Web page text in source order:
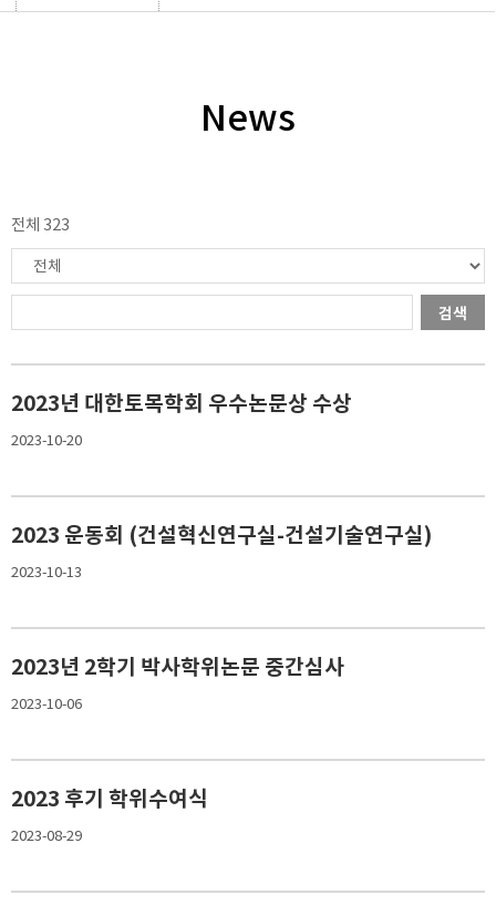
News
전체 323
검색
2023년 대한토목학회 우수논문상 수상
2023-10-20
2023 운동회 (건설혁신연구실-건설기술연구실)
2023-10-13
2023년 2학기 박사학위논문 중간심사
2023-10-06
2023 후기 학위수여식
2023-08-29